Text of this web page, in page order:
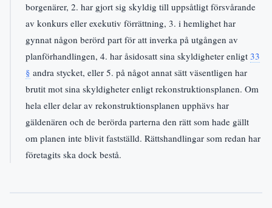
borgenärer, 2. har gjort sig skyldig till uppsåtligt försvårande
av konkurs eller exekutiv förrättning, 3. i hemlighet har
gynnat någon berörd part för att inverka på utgången av
planförhandlingen, 4. har åsidosatt sina skyldigheter enligt 33
§ andra stycket, eller 5. på något annat sätt väsentligen har
brutit mot sina skyldigheter enligt rekonstruktionsplanen. Om
hela eller delar av rekonstruktionsplanen upphävs har
gäldenären och de berörda parterna den rätt som hade gällt
om planen inte blivit fastställd. Rättshandlingar som redan har
företagits ska dock bestå.